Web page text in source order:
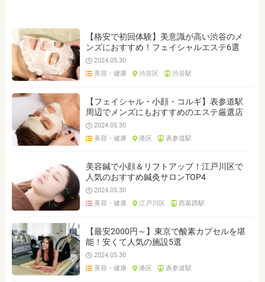
【格安で初回体験】美意識が高い渋谷のメ
ンズにおすすめ！フェイシャルエステ6選
2024.05.30
美容・健康
渋谷区 渋谷駅
【フェイシャル・小顔・コルギ】表参道駅
周辺でメンズにもおすすめのエステ厳選店
2024.05.30
美容・健康
港区 表参道駅
美容鍼で小顔＆リフトアップ！江戸川区で
人気のおすすめ鍼灸サロンTOP4
2024.05.30
美容・健康
江戸川区 西葛西駅
【最安2000円～】東京で酸素カプセルを堪
能！安くて人気の施設5選
2024.05.30
美容・健康
港区 表参道駅